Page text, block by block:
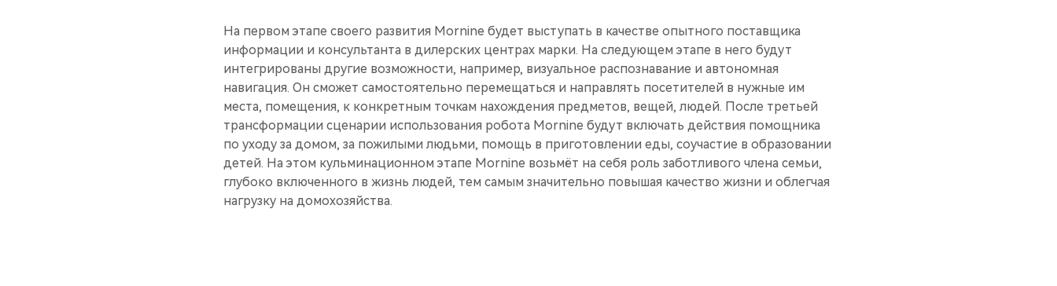
На первом этапе своего развития Mornine будет выступать в качестве опытного поставщика
информации и консультанта в дилерских центрах марки. На следующем этапе в него будут
интегрированы другие возможности, например, визуальное распознавание и автономная
навигация. Он сможет самостоятельно перемещаться и направлять посетителей в нужные им
места, помещения, к конкретным точкам нахождения предметов, вещей, людей. После третьей
трансформации сценарии использования робота Mornine будут включать действия помощника
по уходу за домом, за пожилыми людьми, помощь в приготовлении еды, соучастие в образовании
детей. На этом кульминационном этапе Mornine возьмёт на себя роль заботливого члена семьи,
глубоко включенного в жизнь людей, тем самым значительно повышая качество жизни и облегчая
нагрузку на домохозяйства.